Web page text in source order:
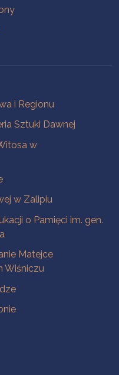
i Regionu
Sztuki Dawnej
w
w Zalipiu
o Pamięci im. gen.
Matejce
Wiśniczu